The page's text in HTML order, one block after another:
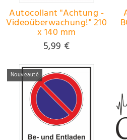
Autocollant "Achtung -
Videoüberwachung!" 210
x 140 mm
5,99 €
Nouveauté